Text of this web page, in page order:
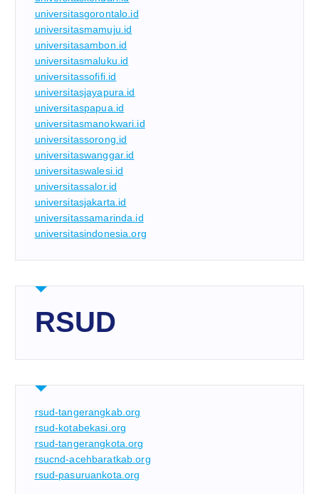
universitasgorontalo.id
universitasmamuju.id
universitasambon.id
universitasmaluku.id
universitassofifi.id
universitasjayapura.id
universitaspapua.id
universitasmanokwari.id
universitassorong.id
universitaswanggar.id
universitaswalesi.id
universitassalor.id
universitasjakarta.id
universitassamarinda.id
universitasindonesia.org
RSUD
rsud-tangerangkab.org
rsud-kotabekasi.org
rsud-tangerangkota.org
rsucnd-acehbaratkab.org
rsud-pasuruankota.org